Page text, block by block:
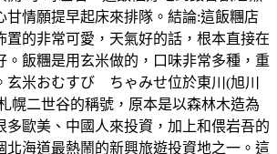
甘情願提早起床來排隊。結論:這飯糰店
置的非常可愛，天氣好的話，根本直接在
。飯糰是用玄米做的，口味非常多種，重
玄米おむすび ちゃみせ位於東川(旭川
幌二世谷的稱號，原本是以森林木造為
多歐美、中國人來投資，加上和偎岩吾的
北海道最熱鬧的新興旅遊投資地之一。這